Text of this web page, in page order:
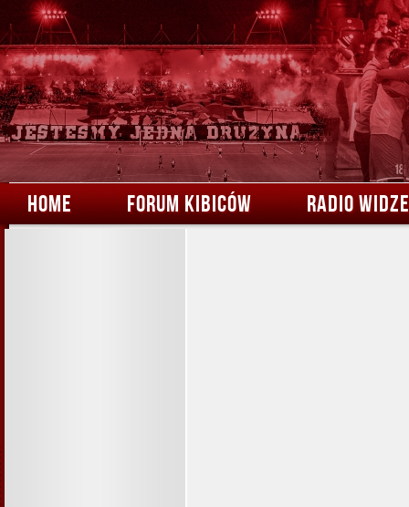
HOME FORUM KIBICÓW RADIO